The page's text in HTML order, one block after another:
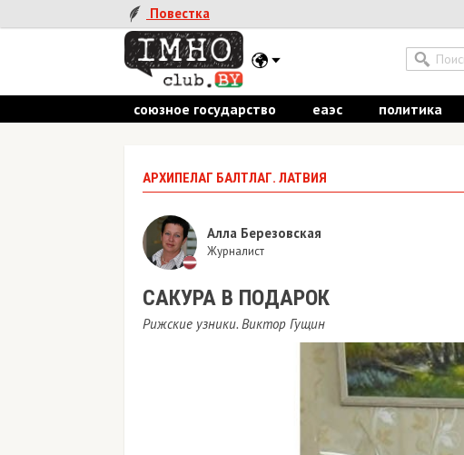
Повестка
союзное государство еаэс политика
АРХИПЕЛАГ БАЛТЛАГ. ЛАТВИЯ
Алла Березовская
Журналист
САКУРА В ПОДАРОК
Рижские узники. Виктор Гущин